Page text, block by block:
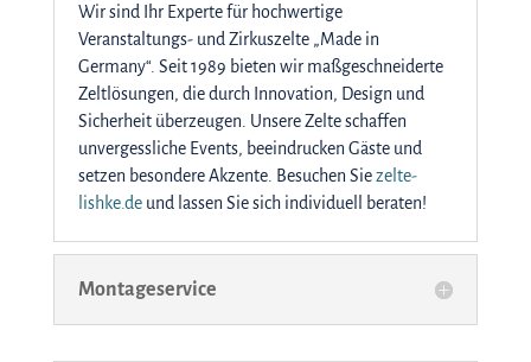
Wir sind Ihr Experte für hochwertige
Veranstaltungs- und Zirkuszelte „Made in
Germany“. Seit 1989 bieten wir maßgeschneiderte
Zeltlösungen, die durch Innovation, Design und
Sicherheit überzeugen. Unsere Zelte schaffen
unvergessliche Events, beeindrucken Gäste und
setzen besondere Akzente. Besuchen Siezelte-
lishke.deund lassen Sie sich individuell beraten!
Montageservice